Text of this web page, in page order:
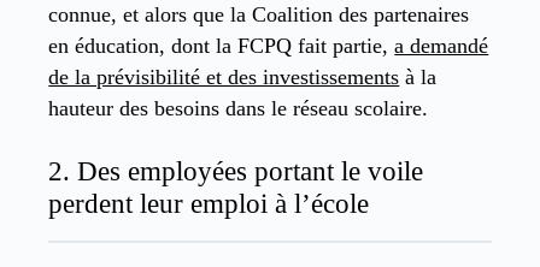
connue, et alors que la Coalition des partenaires
en éducation, dont la FCPQ fait partie,a demandé
de la prévisibilité et des investissements à la
hauteur des besoins dans le réseau scolaire.
2. Des employées portant le voile
perdent leur emploi à l’école